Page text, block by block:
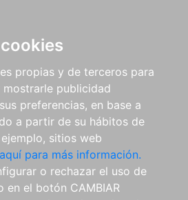
propias y de terceros para
publicidad
preferencias, en base a
a partir de su hábitos de
sitios web
para más información.
o rechazar el uso de
en el botón CAMBIAR